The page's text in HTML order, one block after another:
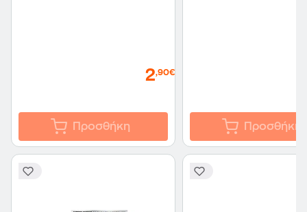
2,90€
Προσθήκη Προσθήκη